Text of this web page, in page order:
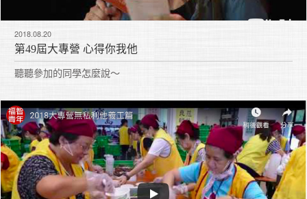
2018.08.20
第49屆大專營 心得你我他
聽聽參加的同學怎麼說～